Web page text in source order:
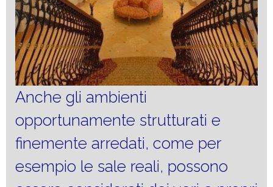
Anche gli ambienti
opportunamente strutturati e
finemente arredati, come per
esempio le sale reali, possono